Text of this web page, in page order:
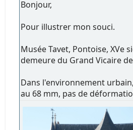
Bonjour,
Pour illustrer mon souci.
Musée Tavet, Pontoise, XVe
demeure du Grand Vicaire
Dans l'environnement
au 68 mm, pas de